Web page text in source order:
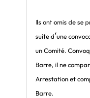
Ils ont omis de se
suite d‘une
un Comité.
Barre, il ne
Arrestation et
Barre.